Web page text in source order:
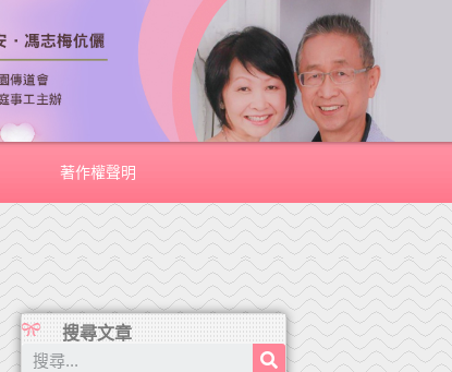
著作權聲明
搜尋文章